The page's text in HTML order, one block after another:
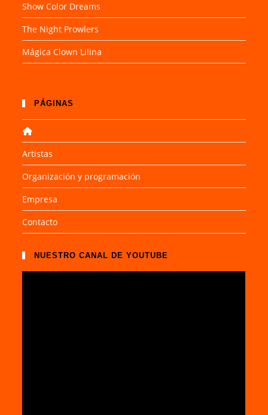
Show Color Dreams
The Night Prowlers
Mágica Clown Lilina
PÁGINAS
Artistas
Organización y programación
Empresa
Contacto
NUESTRO CANAL DE YOUTUBE